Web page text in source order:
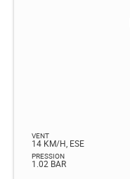
VENT
14 KM/H, ESE
PRESSION
1.02 BAR